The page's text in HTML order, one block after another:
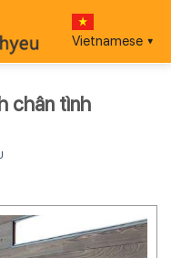
Vietnamese ▼
chân tình